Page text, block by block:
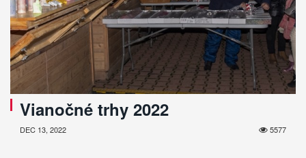
Vianočné trhy 2022
5577
DEC 13, 2022